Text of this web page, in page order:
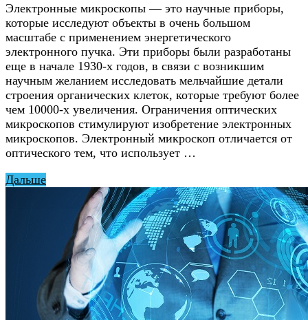
Электронные микроскопы — это научные приборы,
которые исследуют объекты в очень большом
масштабе с применением энергетического
электронного пучка. Эти приборы были разработаны
еще в начале 1930-х годов, в связи с возникшим
научным желанием исследовать мельчайшие детали
строения органических клеток, которые требуют более
чем 10000-х увеличения. Ограничения оптических
микроскопов стимулируют изобретение электронных
микроскопов. Электронный микроскоп отличается от
оптического тем, что использует …
Дальше